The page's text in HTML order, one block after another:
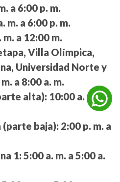
a 6:00 p. m.
m. a 6:00 p. m.
m. a 12:00 m.
Villa Olímpica,
Universidad Norte y
a 8:00 a. m.
alta): 10:00 a. m. a
(parte baja): 2:00 p. m. a
1: 5:00 a. m. a 5:00 a.